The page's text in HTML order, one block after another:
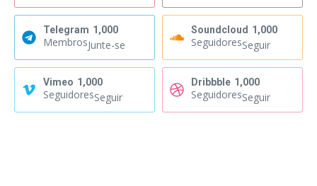
Telegram 1,000
MembrosJunte-se
Soundcloud 1,000
SeguidoresSeguir
Vimeo 1,000
SeguidoresSeguir
Dribbble 1,000
SeguidoresSeguir